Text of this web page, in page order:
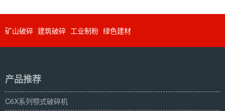
矿山破碎 建筑破碎 工业制粉 绿色建材
产品推荐
C6X系列颚式破碎机